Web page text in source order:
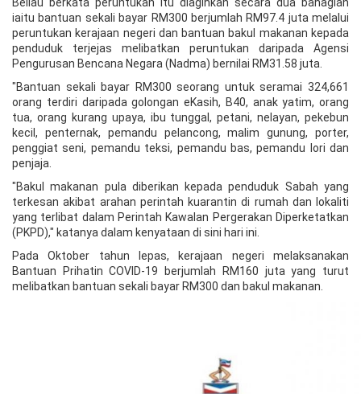
iaitu bantuan sekali bayar RM300 berjumlah RM97.4 juta melalui
peruntukan kerajaan negeri dan bantuan bakul makanan kepada
penduduk terjejas melibatkan peruntukan daripada Agensi
Pengurusan Bencana Negara (Nadma) bernilai RM31.58 juta.
"Bantuan sekali bayar RM300 seorang untuk seramai 324,661
orang terdiri daripada golongan eKasih, B40, anak yatim, orang
tua, orang kurang upaya, ibu tunggal, petani, nelayan, pekebun
kecil, penternak, pemandu pelancong, malim gunung, porter,
penggiat seni, pemandu teksi, pemandu bas, pemandu lori dan
penjaja.
"Bakul makanan pula diberikan kepada penduduk Sabah yang
terkesan akibat arahan perintah kuarantin di rumah dan lokaliti
yang terlibat dalam Perintah Kawalan Pergerakan Diperketatkan
(PKPD)," katanya dalam kenyataan di sini hari ini.
Pada Oktober tahun lepas, kerajaan negeri melaksanakan
Bantuan Prihatin COVID-19 berjumlah RM160 juta yang turut
melibatkan bantuan sekali bayar RM300 dan bakul makanan.